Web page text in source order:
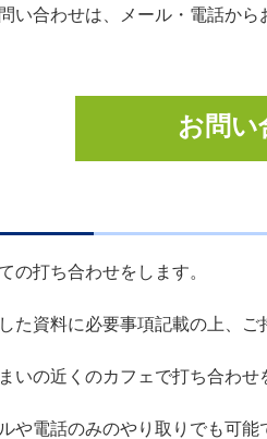
い合わせは、メール・電話から
お問い
の打ち合わせをします。
た資料に必要事項記載の上、ご
いの近くのカフェで打ち合わせ
や電話のみのやり取りでも可能